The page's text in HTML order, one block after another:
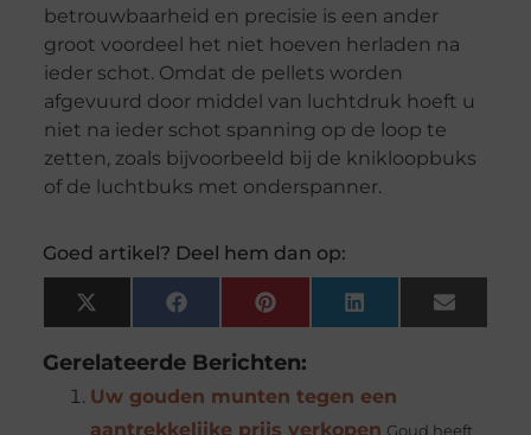
betrouwbaarheid en precisie is een ander
groot voordeel het niet hoeven herladen na
ieder schot. Omdat de pellets worden
afgevuurd door middel van luchtdruk hoeft u
niet na ieder schot spanning op de loop te
zetten, zoals bijvoorbeeld bij de knikloopbuks
of de luchtbuks met onderspanner.
Goed artikel? Deel hem dan op:
X
(Twitter)
FacebookPinterest LinkedIn Email
Gerelateerde Berichten:
Uw gouden munten tegen een
aantrekkelijke prijs verkopen Goud heeft